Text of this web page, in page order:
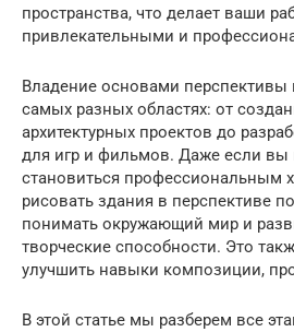
пространства, что делает ваши
привлекательными и
Владение основами перспективы
самых разных областях: от
архитектурных проектов до
для игр и фильмов. Даже если вы
становиться профессиональным
рисовать здания в перспективе
понимать окружающий мир и
творческие способности. Это
улучшить навыки композиции,
В этой статье мы разберем все